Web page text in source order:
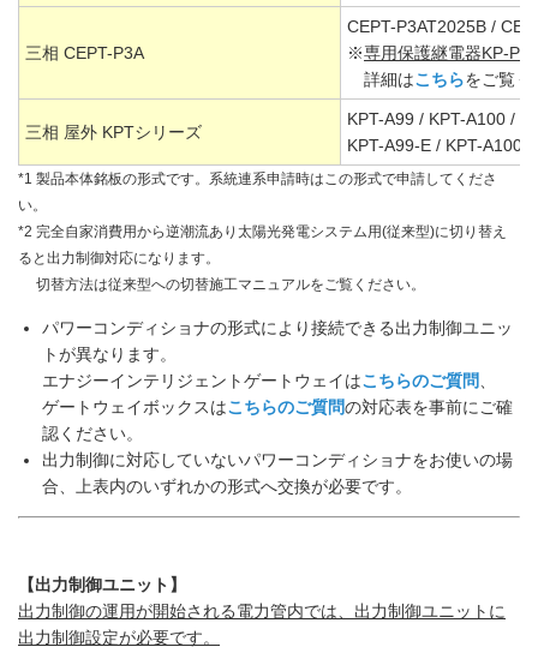
三相 CEPT-P3A
CEPT-P3AT2025B /
※専用保護継電器KP-
詳細はこちらをご覧く
三相 屋外 KPTシリーズ
KPT-A99 / KPT-A100 /
KPT-A99-E / KPT-A100-
*1 製品本体銘板の形式です。系統連系申請時はこの形式で申請してくださ
い。
*2 完全自家消費用から逆潮流あり太陽光発電システム用(従来型)に切り替え
ると出力制御対応になります。
切替方法は従来型への切替施工マニュアルをご覧ください。
パワーコンディショナの形式により接続できる出力制御ユニッ
トが異なります。
エナジーインテリジェントゲートウェイはこちらのご質問
ゲートウェイボックスはこちらのご質問の対応表を事前にご確
認ください。
出力制御に対応していないパワーコンディショナをお使いの場
合、上表内のいずれかの形式へ交換が必要です。
【出力制御ユニット】
出力制御の運用が開始される電力管内では、出力制御ユニットに
出力制御設定が必要です。